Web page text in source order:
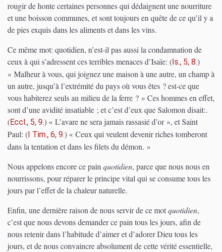
rougir de honte certaines personnes qui dédaignent une nourriture
et une boisson communes, et sont toujours en quête de ce qu’il y a
de pies exquis dans les aliments et dans les vins.
Ce même mot: quotidien, n’est-il pas aussi la condamnation de
ceux à qui s’adressent ces terribles menaces d’Isaïe: ( Is., 5, 8.)
« Malheur à vous, qui joignez une maison à une autre, un champ à
un autre, jusqu’à l’extrémité du pays où vous êtes ? est-ce que
vous habiterez seuls au milieu de la ferre ? » Ces hommes en effet,
sont d’une avidité insatiable ; et c’est d’eux que Salomon disait:.
(Eccl., 5, 9.) « L’avare ne sera jamais rassasié d’or », et Saint
Paul: ( I Tim., 6, 9.) « Ceux qui veulent devenir riches tomberont
dans la tentation et dans les filets du démon. »
Nous appelons encore ce painquotidien, parce que nous nous en
nourrissons, pour réparer le principe vital qui se consume tous les
jours par l’effet de la chaleur naturelle.
Enfin, une dernière raison de nous servir de ce motquotidien,
c’est que nous devons demander ce pain tous les jours, afin de
nous retenir dans l’habitude d’aimer et d’adorer Dieu tous les
jours, et de nous convaincre absolument de cette vérité essentielle,